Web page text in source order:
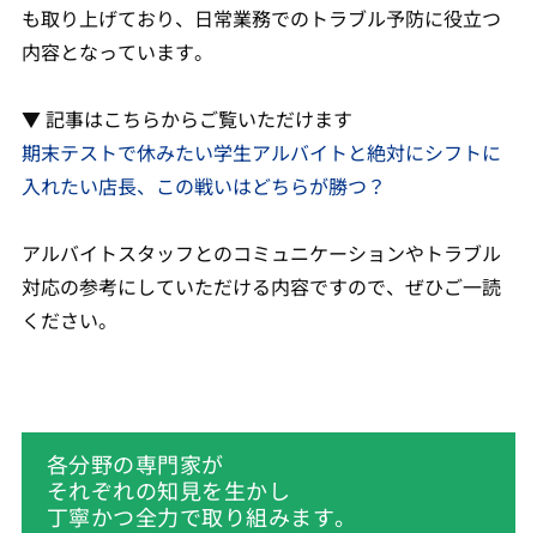
も取り上げており、日常業務でのトラブル予防に役立つ
内容となっています。
▼ 記事はこちらからご覧いただけます
期末テストで休みたい学生アルバイトと絶対にシフトに
入れたい店長、この戦いはどちらが勝つ？
アルバイトスタッフとのコミュニケーションやトラブル
対応の参考にしていただける内容ですので、ぜひご一読
ください。
各分野の専門家が
それぞれの知見を生かし
丁寧かつ全力で取り組みます。